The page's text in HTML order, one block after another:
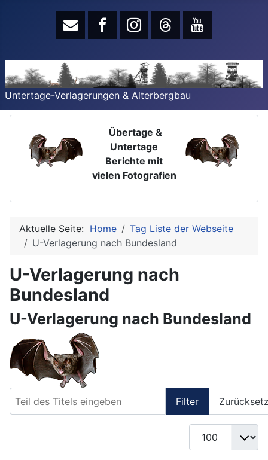
Untertage-Verlagerungen & Alterbergbau
Übertage &
Untertage
Berichte mit
vielen Fotografien
Aktuelle Seite: Home
Tag Liste der Webseite
U-Verlagerung nach Bundesland
U-Verlagerung nach
Bundesland
U-Verlagerung nach Bundesland
Filter
Anzeige #